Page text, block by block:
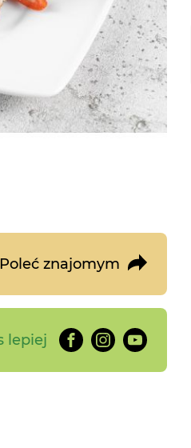
Poleć znajomym
lepiej